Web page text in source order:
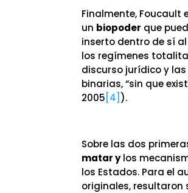
Finalmente, Foucault
un biopoder que
inserto dentro de sí al
los regímenes
discurso jurídico y
binarias, “sin que
2005 [4] ).
Sobre las dos
matar ylos
los Estados. Para el
originales, resultaron